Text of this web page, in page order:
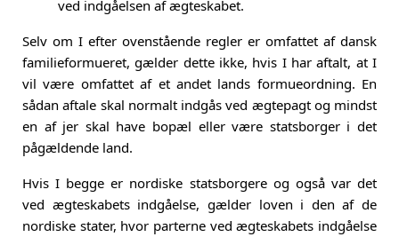
ved indgåelsen af ægteskabet.
Selv om I efter ovenstående regler er omfattet af dansk
familieformueret, gælder dette ikke, hvis I har aftalt, at I
vil være omfattet af et andet lands formueordning. En
sådan aftale skal normalt indgås ved ægtepagt og mindst
en af jer skal have bopæl eller være statsborger i det
pågældende land.
Hvis I begge er nordiske statsborgere og også var det
ved ægteskabets indgåelse, gælder loven i den af de
nordiske stater, hvor parterne ved ægteskabets indgåelse